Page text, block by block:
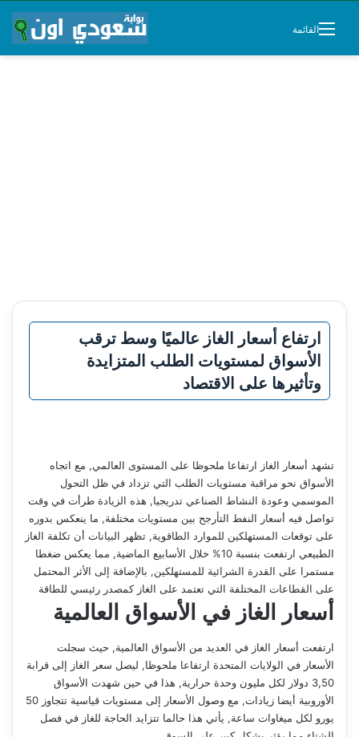
القائمة
ارتفاع أسعار الغاز عالميًا وسط ترقب
الأسواق لمستويات الطلب المتزايدة
وتأثيرها على الاقتصاد
تشهد أسعار الغاز ارتفاعا ملحوظا على المستوى العالمي, مع اتجاه
الأسواق نحو مراقبة مستويات الطلب التي تزداد في ظل التحول
الموسمي وعودة النشاط الصناعي تدريجيا, هذه الزيادة طرأت في وقت
تواصل فيه أسعار النفط التأرجح بين مستويات مختلفة, ما ينعكس بدوره
على توقعات المستهلكين للموارد الطاقوية, تظهر البيانات أن تكلفة الغاز
الطبيعي ارتفعت بنسبة 10% خلال الأسابيع الماضية, مما يعكس ضغطا
مستمرا على القدرة الشرائية للمستهلكين, بالإضافة إلى الأثر المحتمل
على القطاعات المختلفة التي تعتمد على الغاز كمصدر رئيسي للطاقة
أسعار الغاز في الأسواق العالمية
ارتفعت أسعار الغاز في العديد من الأسواق العالمية, حيث سجلت
الأسعار في الولايات المتحدة ارتفاعا ملحوظا, ليصل سعر الغاز إلى قرابة
3,50 دولار لكل مليون وحدة حرارية, هذا في حين شهدت الأسواق
الأوروبية أيضا زيادات, مع وصول الأسعار إلى مستويات قياسية تتجاوز 50
يورو لكل ميغاوات ساعة, يأتي هذا حالما تتزايد الحاجة للغاز في فصل